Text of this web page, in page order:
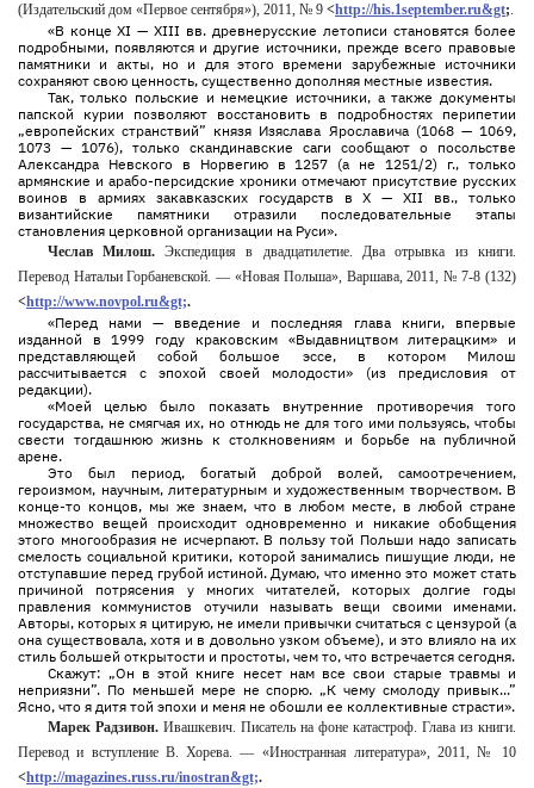
(Издательский дом «Первое сентября»), 2011, № 9 <http://his.1september.ru&gt;.
«В конце XI — XIII вв. древнерусские летописи становятся более
подробными, появляются и другие источники, прежде всего правовые
памятники и акты, но и для этого времени зарубежные источники
сохраняют свою ценность, существенно дополняя местные известия.
Так, только польские и немецкие источники, а также документы
папской курии позволяют восстановить в подробностях перипетии
„европейских странствий” князя Изяслава Ярославича (1068 — 1069,
1073 — 1076), только скандинавские саги сообщают о посольстве
Александра Невского в Норвегию в 1257 (а не 1251/2) г., только
армянские и арабо-персидские хроники отмечают присутствие русских
воинов в армиях закавказских государств в X — XII вв., только
византийские памятники отразили последовательные этапы
становления церковной организации на Руси».
Чеслав Милош.Экспедиция в двадцатилетие. Два отрывка из книги.
Перевод Натальи Горбаневской. — «Новая Польша», Варшава, 2011, № 7-8 (132)
<http://www.novpol.ru&gt;.
«Перед нами — введение и последняя глава книги, впервые
изданной в 1999 году краковским «Выдавництвом литерацким» и
представляющей собой большое эссе, в котором Милош
рассчитывается с эпохой своей молодости» (из предисловия от
редакции).
«Моей целью было показать внутренние противоречия того
государства, не смягчая их, но отнюдь не для того ими пользуясь, чтобы
свести тогдашнюю жизнь к столкновениям и борьбе на публичной
арене.
Это был период, богатый доброй волей, самоотречением,
героизмом, научным, литературным и художественным творчеством. В
конце-то концов, мы же знаем, что в любом месте, в любой стране
множество вещей происходит одновременно и никакие обобщения
этого многообразия не исчерпают. В пользу той Польши надо записать
смелость социальной критики, которой занимались пишущие люди, не
отступавшие перед грубой истиной. Думаю, что именно это может стать
причиной потрясения у многих читателей, которых долгие годы
правления коммунистов отучили называть вещи своими именами.
Авторы, которых я цитирую, не имели привычки считаться с цензурой (а
она существовала, хотя и в довольно узком объеме), и это влияло на их
стиль большей открытости и простоты, чем то, что встречается сегодня.
Скажут: „Он в этой книге несет нам все свои старые травмы и
неприязни”. По меньшей мере не спорю. „К чему смолоду привык...”
Ясно, что я дитя той эпохи и меня не обошли ее коллективные страсти».
Марек Радзивон. Ивашкевич. Писатель на фоне катастроф. Глава из книги.
Перевод и вступление В. Хорева. — «Иностранная литература», 2011, № 10
<http://magazines.russ.ru/inostran&gt;.